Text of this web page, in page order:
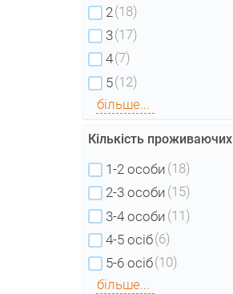
2(18)
3(17)
4(7)
5(12)
більше...
Кількість проживаючих
1-2 особи (18)
2-3 особи (15)
3-4 особи (11)
4-5 осіб(6)
5-6 осіб(10)
більше...